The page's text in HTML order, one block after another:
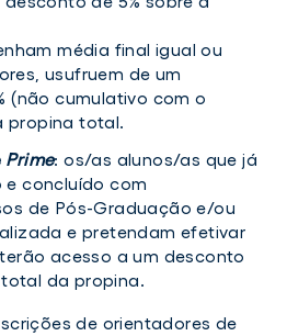
média final igual ou
usufruem de um
(não cumulativo com o
propina total.
Prime: os/as alunos/as que já
concluído com
de Pós-Graduação e/ou
e pretendam efetivar
acesso a um desconto
total da propina.
de orientadores de